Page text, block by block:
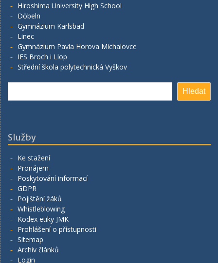
Hiroshima University High School
Döbeln
Gymnázium Karlsbad
Linec
Gymnázium Pavla Horova Michalovce
IES Broch i Llop
Střední škola polytechnická Vyškov
Hledat
Služby
Ke stažení
Pronájem
Poskytování informací
GDPR
Pojištění žáků
Whistleblowing
Kodex etiky JMK
Prohlášení o přístupnosti
Sitemap
Archiv článků
Login